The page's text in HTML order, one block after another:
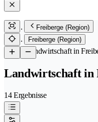
Freiberge (Region)
Freiberge (Region)
/Landwirtschaft in
Landwirtschaft in
14 Ergebnisse